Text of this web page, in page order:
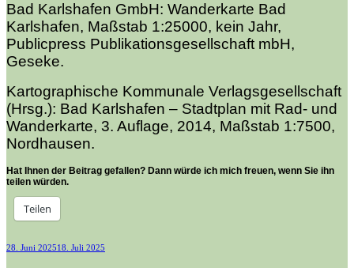
Bad Karlshafen GmbH: Wanderkarte Bad
Karlshafen, Maßstab 1:25000, kein Jahr,
Publicpress Publikationsgesellschaft mbH,
Geseke.
Kartographische Kommunale Verlagsgesellschaft
(Hrsg.): Bad Karlshafen – Stadtplan mit Rad- und
Wanderkarte, 3. Auflage, 2014, Maßstab 1:7500,
Nordhausen.
Hat Ihnen der Beitrag gefallen? Dann würde ich mich freuen, wenn Sie ihn
teilen würden.
Teilen
Veröffentlicht
28. Juni 202518. Juli 2025